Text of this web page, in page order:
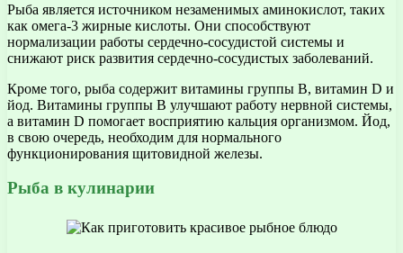
Рыба является источником незаменимых аминокислот, таких
как омега-3 жирные кислоты. Они способствуют
нормализации работы сердечно-сосудистой системы и
снижают риск развития сердечно-сосудистых заболеваний.
Кроме того, рыба содержит витамины группы В, витамин D и
йод. Витамины группы В улучшают работу нервной системы,
а витамин D помогает восприятию кальция организмом. Йод,
в свою очередь, необходим для нормального
функционирования щитовидной железы.
Рыба в кулинарии